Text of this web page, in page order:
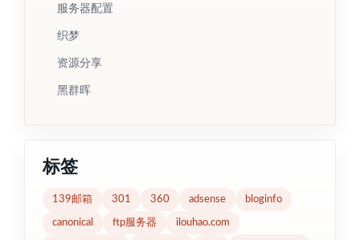
服务器配置
织梦
资源分享
黑群晖
标签
139邮箱 301 360 adsense bloginfo
canonical ftp服务器 ilouhao.com